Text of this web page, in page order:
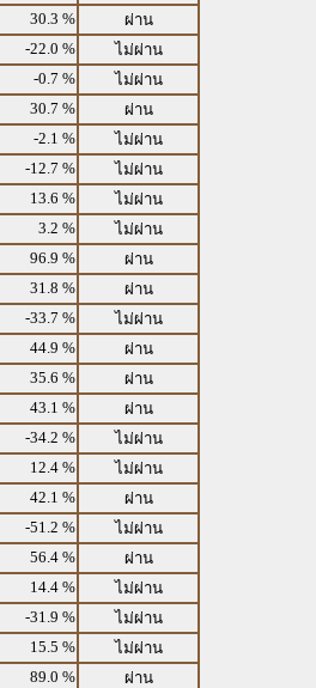
30.3 %
ผ่าน
-22.0 %
ไม่ผ่าน
-0.7 %
ไม่ผ่าน
30.7 %
ผ่าน
-2.1 %
ไม่ผ่าน
-12.7 %
ไม่ผ่าน
13.6 %
ไม่ผ่าน
3.2 %
ไม่ผ่าน
96.9 %
ผ่าน
31.8 %
ผ่าน
-33.7 %
ไม่ผ่าน
44.9 %
ผ่าน
35.6 %
ผ่าน
43.1 %
ผ่าน
-34.2 %
ไม่ผ่าน
12.4 %
ไม่ผ่าน
42.1 %
ผ่าน
-51.2 %
ไม่ผ่าน
56.4 %
ผ่าน
14.4 %
ไม่ผ่าน
-31.9 %
ไม่ผ่าน
15.5 %
ไม่ผ่าน
89.0 %
ผ่าน